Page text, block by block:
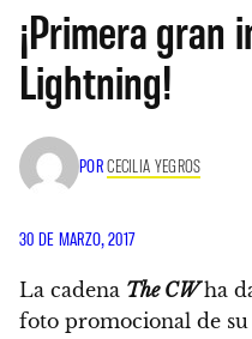
¡Primera gran
Lightning!
PORCECILIA YEGROS
30 DE MARZO, 2017
La cadena The CW ha
foto promocional de